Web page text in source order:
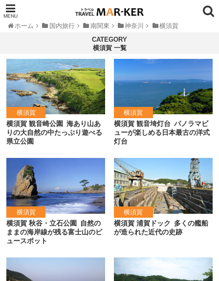
ホーム 国内旅行 南関東 神奈川 横須賀
横須賀 一覧
横須賀
横須賀 観音崎公園 海あり山あ
りの大自然の中たっぷり遊べる
県立公園
横須賀
横須賀 観音埼灯台 パノラマビ
ューが楽しめる日本最古の洋式
灯台
横須賀
横須賀 秋谷・立石公園
自然の
ままの海岸線が残る富士山のビ
ュースポット
横須賀
横須賀 浦賀ドック
多くの艦船
が造られた近代の史跡